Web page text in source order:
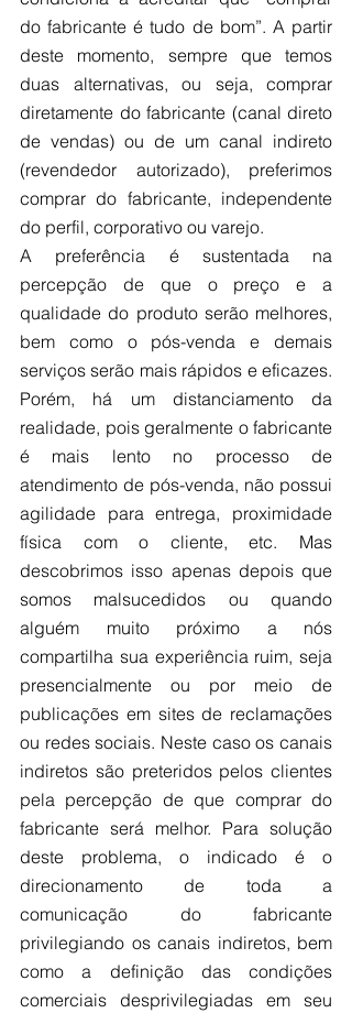
do fabricante é tudo de bom”. A partir
deste momento, sempre que temos
duas alternativas, ou seja, comprar
diretamente do fabricante (canal direto
de vendas) ou de um canal indireto
(revendedor autorizado), preferimos
comprar do fabricante, independente
do perfil, corporativo ou varejo.
A preferência é sustentada na
percepção de que o preço e a
qualidade do produto serão melhores,
bem como o pós-venda e demais
serviços serão mais rápidos e eficazes.
Porém, há um distanciamento da
realidade, pois geralmente o fabricante
é mais lento no processo de
atendimento de pós-venda, não possui
agilidade para entrega, proximidade
física com o cliente, etc. Mas
descobrimos isso apenas depois que
somos malsucedidos ou quando
alguém muito próximo a nós
compartilha sua experiência ruim, seja
presencialmente ou por meio de
publicações em sites de reclamações
ou redes sociais. Neste caso os canais
indiretos são preteridos pelos clientes
pela percepção de que comprar do
fabricante será melhor. Para solução
deste problema, o indicado é o
direcionamento de toda a
comunicação do fabricante
privilegiando os canais indiretos, bem
como a definição das condições
comerciais desprivilegiadas em seu